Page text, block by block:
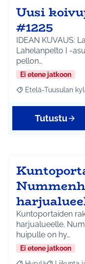
Uusi
#1225
IDEAN KUVAUS:
Lahelanpelto I -
pellon…
Ei etene jatkoon
Rajaa tulokset
Etelä-Tuusulan
Tutustu
Kuntoportaiden
harjualueelle.
huipulle on hy…
Ei etene jatkoon